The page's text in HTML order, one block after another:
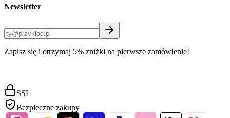
Newsletter
Zapisz się i otrzymaj 5% zniżki na pierwsze zamówienie!
SSL
Bezpieczne zakupy